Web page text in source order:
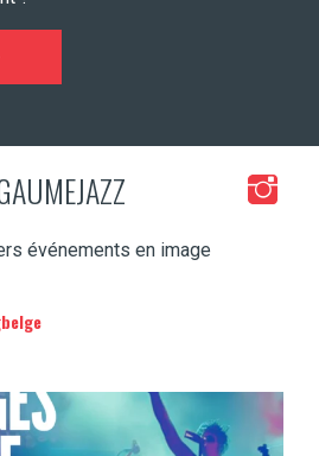
événements en image
et 30 ans et la musique, c’est...
1 0